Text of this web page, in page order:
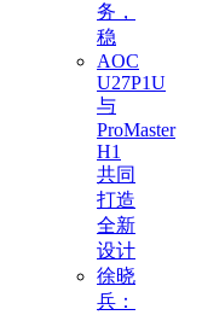
务，
稳
AOC
U27P1U
与
ProMaster
H1
共同
打造
全新
设计
徐晓
兵：